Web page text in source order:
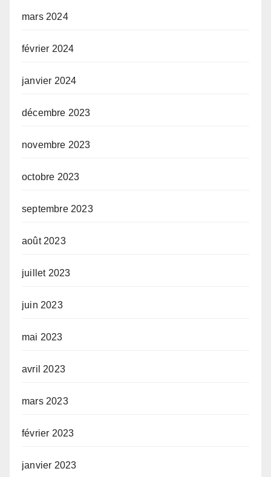
mars 2024
février 2024
janvier 2024
décembre 2023
novembre 2023
octobre 2023
septembre 2023
août 2023
juillet 2023
juin 2023
mai 2023
avril 2023
mars 2023
février 2023
janvier 2023